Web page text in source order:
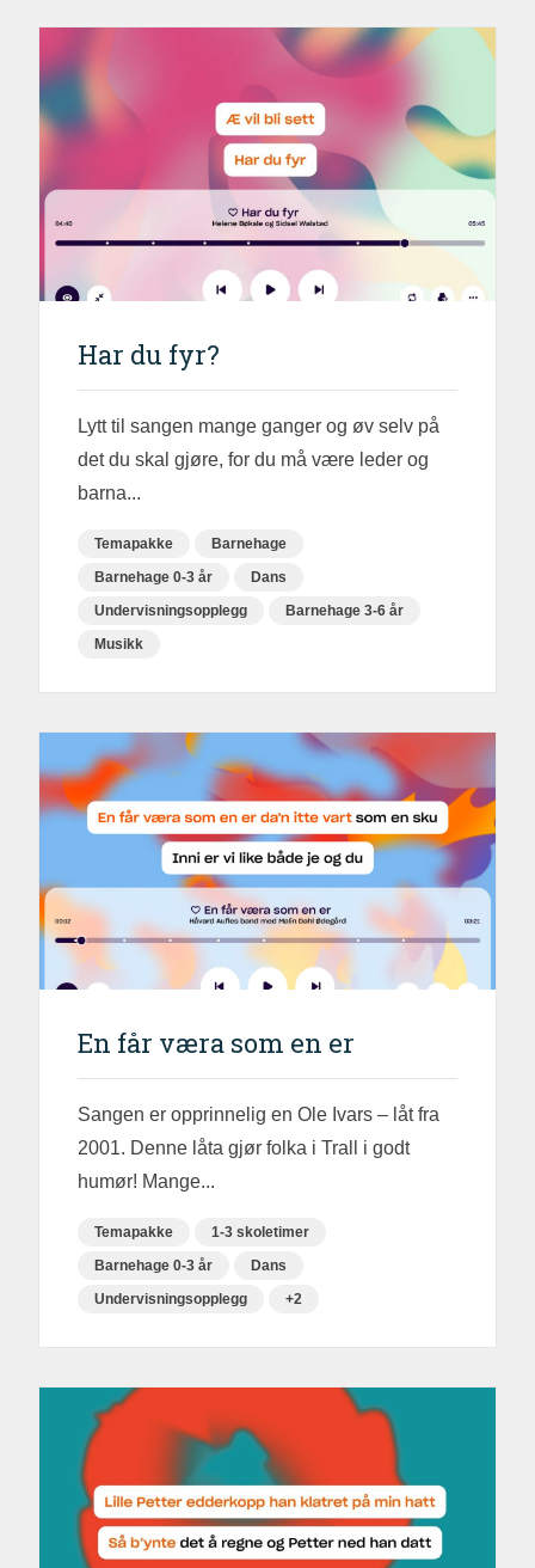
Har du fyr?
Lytt til sangen mange ganger og øv selv på
det du skal gjøre, for du må være leder og
barna...
Temapakke
Barnehage
Barnehage 0-3 år
Dans
Undervisningsopplegg
Barnehage 3-6 år
Musikk
En får væra som en er
Sangen er opprinnelig en Ole Ivars – låt fra
2001. Denne låta gjør folka i Trall i godt
humør! Mange...
Temapakke
1-3 skoletimer
Barnehage 0-3 år
Dans
Undervisningsopplegg
+2